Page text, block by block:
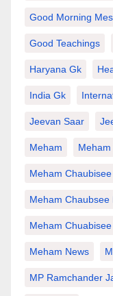
Good Morning
Good Teachings
Haryana Gk
India Gk
Jeevan Saar
Meham
Meham
Meham Chaubsee
Meham
Meham News
MP Ramchander